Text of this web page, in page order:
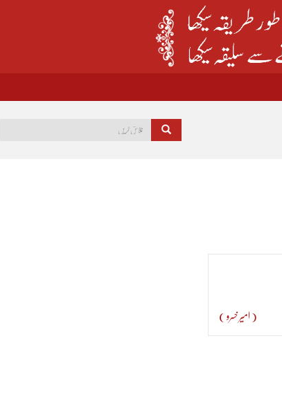
( امیر خسرو )